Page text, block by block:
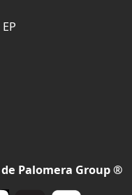
Palomera Group ®